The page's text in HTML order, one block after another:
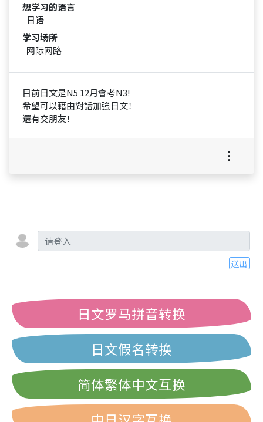
想学习的语言
日语
学习场所
网际网路
目前日文是N5 12月會考N3!
希望可以藉由對話加強日文！
還有交朋友！
送出
日文罗马拼音转换
日文假名转换
简体繁体中文互换